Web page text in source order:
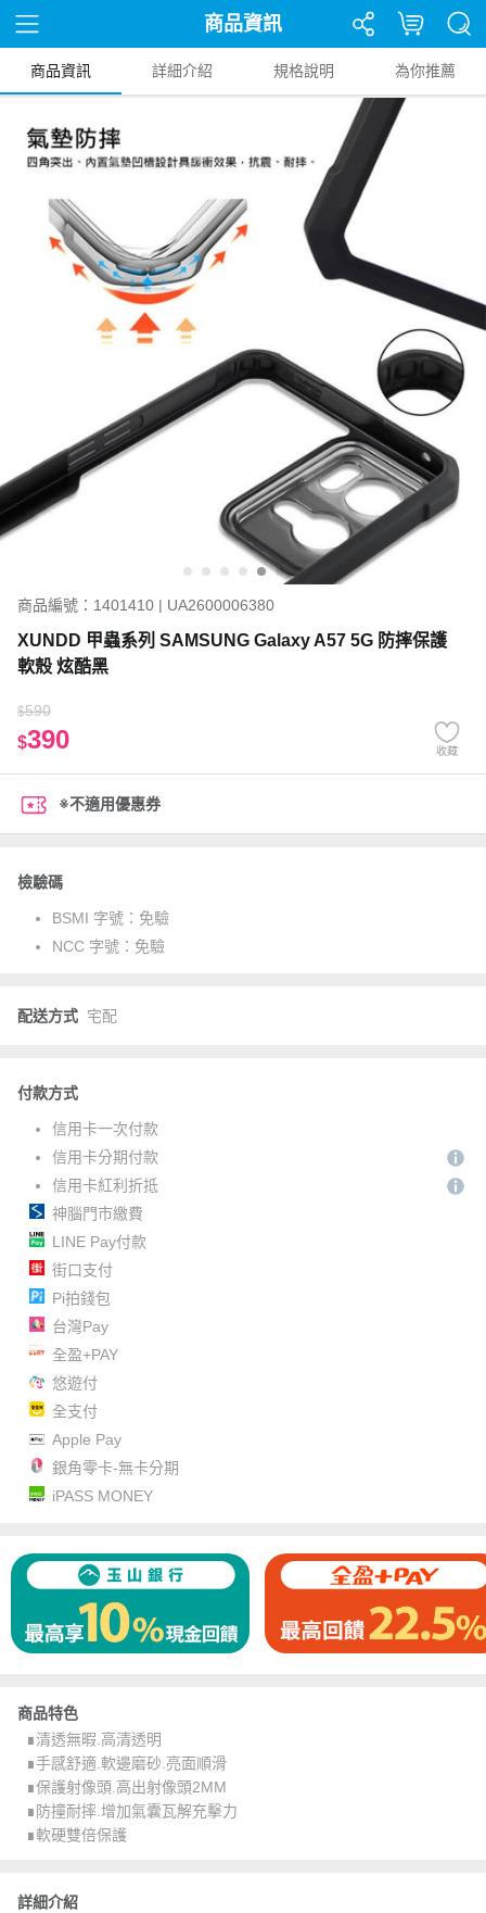
商品資訊
商品資訊 詳細介紹 規格說明 為你推薦
商品編號：1401410 | UA2600006380
XUNDD 甲蟲系列 SAMSUNG Galaxy A57 5G 防摔保護
軟殼 炫酷黑
$590
$390 收藏
※不適用優惠券
檢驗碼
BSMI 字號： 免驗
NCC 字號： 免驗
配送方式 宅配
付款方式
信用卡一次付款
信用卡分期付款
信用卡紅利折抵
神腦門市繳費
LINE Pay付款
街口支付
Pi拍錢包
台灣Pay
全盈+PAY
悠遊付
全支付
Apple Pay
銀角零卡-無卡分期
iPASS MONEY
商品特色
∎清透無暇.高清透明
∎手感舒適.軟邊磨砂.亮面順滑
∎保護射像頭.高出射像頭2MM
∎防撞耐摔.增加氣囊瓦解充擊力
∎軟硬雙倍保護
詳細介紹